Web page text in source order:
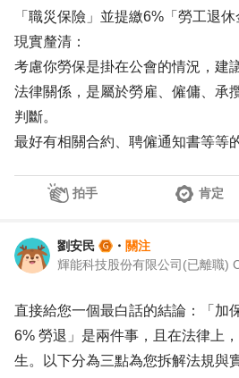
「職災保險」並提繳6%「勞工退休
現實釐清：
考慮你勞保是掛在公會的情況，建
法律關係，是屬於勞雇、僱傭、承
判斷。
最好有相關合約、聘僱通知書等等
拍手 肯定
劉安民 ・ 關注
直接給您一個最白話的結論：「加
6% 勞退」是兩件事，且在法律上
生。以下分為三點為您拆解法規與